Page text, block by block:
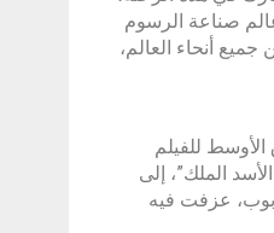
صناعة الرسوم
أنحاء العالم،
للفيلم
بدورة الحياة: 30 عاماً على إنتاج فيلم الأسد الملك”، إلى
بوب، عزفت فيه